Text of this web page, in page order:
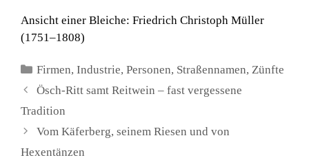
Ansicht einer Bleiche: Friedrich Christoph Müller
(1751–1808)
Kategorien
Firmen,Industrie,Personen, Straßennamen,Zünfte
Ösch-Ritt samt Reitwein – fast vergessene
Tradition
Vom Käferberg, seinem Riesen und von
Hexentänzen